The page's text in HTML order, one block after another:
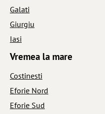
Galati
Giurgiu
Iasi
Vremea la mare
Costinesti
Eforie Nord
Eforie Sud